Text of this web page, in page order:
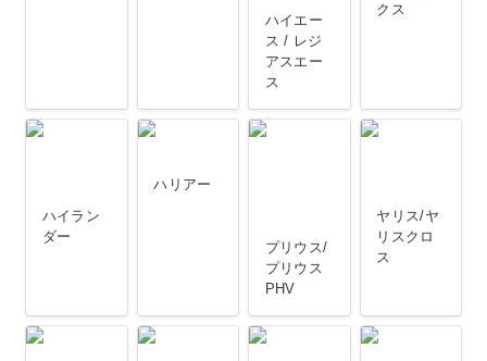
ハイエー
ス / レジ
アスエー
ス
クス
ハイランダ
ハイラン
ダー
ハリアー
ハリアー
プリウス/プ
プリウス/
プリウス
PHV
ヤリス/ヤリ
ヤリス/ヤ
リスクロ
ス
ライズ
ランドクル
ランドクル
ランドクル